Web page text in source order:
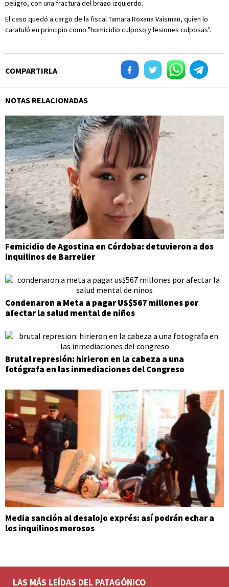
peligro, con una fractura del brazo izquierdo.
El caso quedó a cargo de la fiscal Tamara Roxana Vaisman, quien lo
caratuló en principio como "homicidio culposo y lesiones culposas".
COMPARTIRLA
NOTAS RELACIONADAS
Femicidio de Agostina en Córdoba: detuvieron a dos
inquilinos de Barrelier
Condenaron a Meta a pagar US$567 millones por
afectar la salud mental de niños
Brutal represión: hirieron en la cabeza a una
fotógrafa en las inmediaciones del Congreso
Media sanción al desalojo exprés: así podrán echar a
los inquilinos morosos
LAS MÁS LEÍDAS DEL PATAGÓNICO